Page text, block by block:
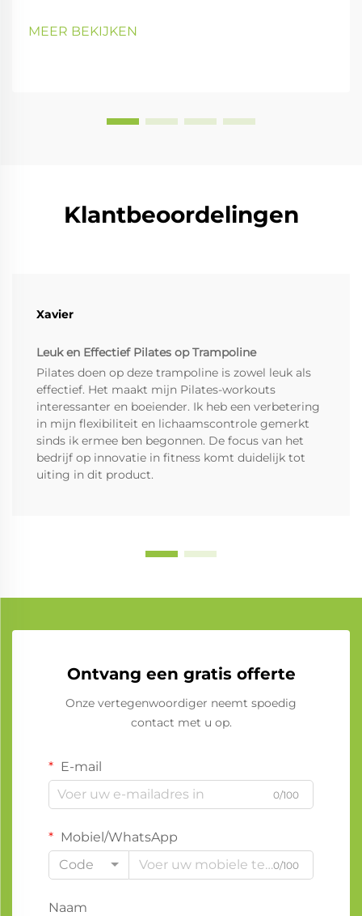
MEER BEKIJKEN
Klantbeoordelingen
Xavier
Leuk en Effectief Pilates op Trampoline
Pilates doen op deze trampoline is zowel leuk als
effectief. Het maakt mijn Pilates-workouts
interessanter en boeiender. Ik heb een verbetering
in mijn flexibiliteit en lichaamscontrole gemerkt
sinds ik ermee ben begonnen. De focus van het
bedrijf op innovatie in fitness komt duidelijk tot
uiting in dit product.
Ontvang een gratis offerte
Onze vertegenwoordiger neemt spoedig
contact met u op.
E-mail
0/100
Mobiel/WhatsApp
Code
0/100
Naam